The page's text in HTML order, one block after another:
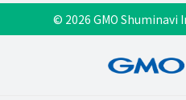
© 2026 GMO Shuminavi